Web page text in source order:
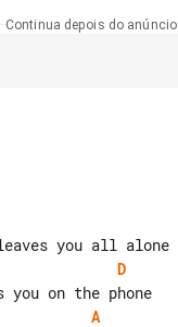
Continua depois do anúncio
D
A